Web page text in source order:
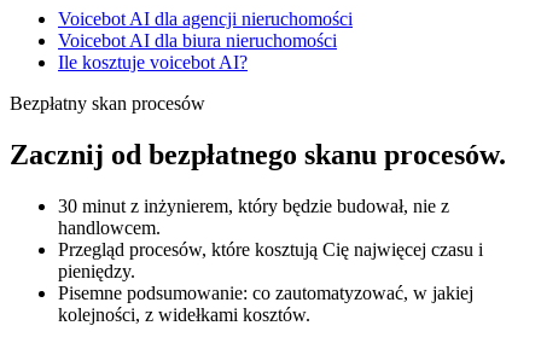
Voicebot AI dla agencji nieruchomości
Voicebot AI dla biura nieruchomości
Ile kosztuje voicebot AI?
Bezpłatny skan procesów
Zacznij od bezpłatnego skanu procesów.
30 minut z inżynierem, który będzie budował, nie z
handlowcem.
Przegląd procesów, które kosztują Cię najwięcej czasu i
pieniędzy.
Pisemne podsumowanie: co zautomatyzować, w jakiej
kolejności, z widełkami kosztów.